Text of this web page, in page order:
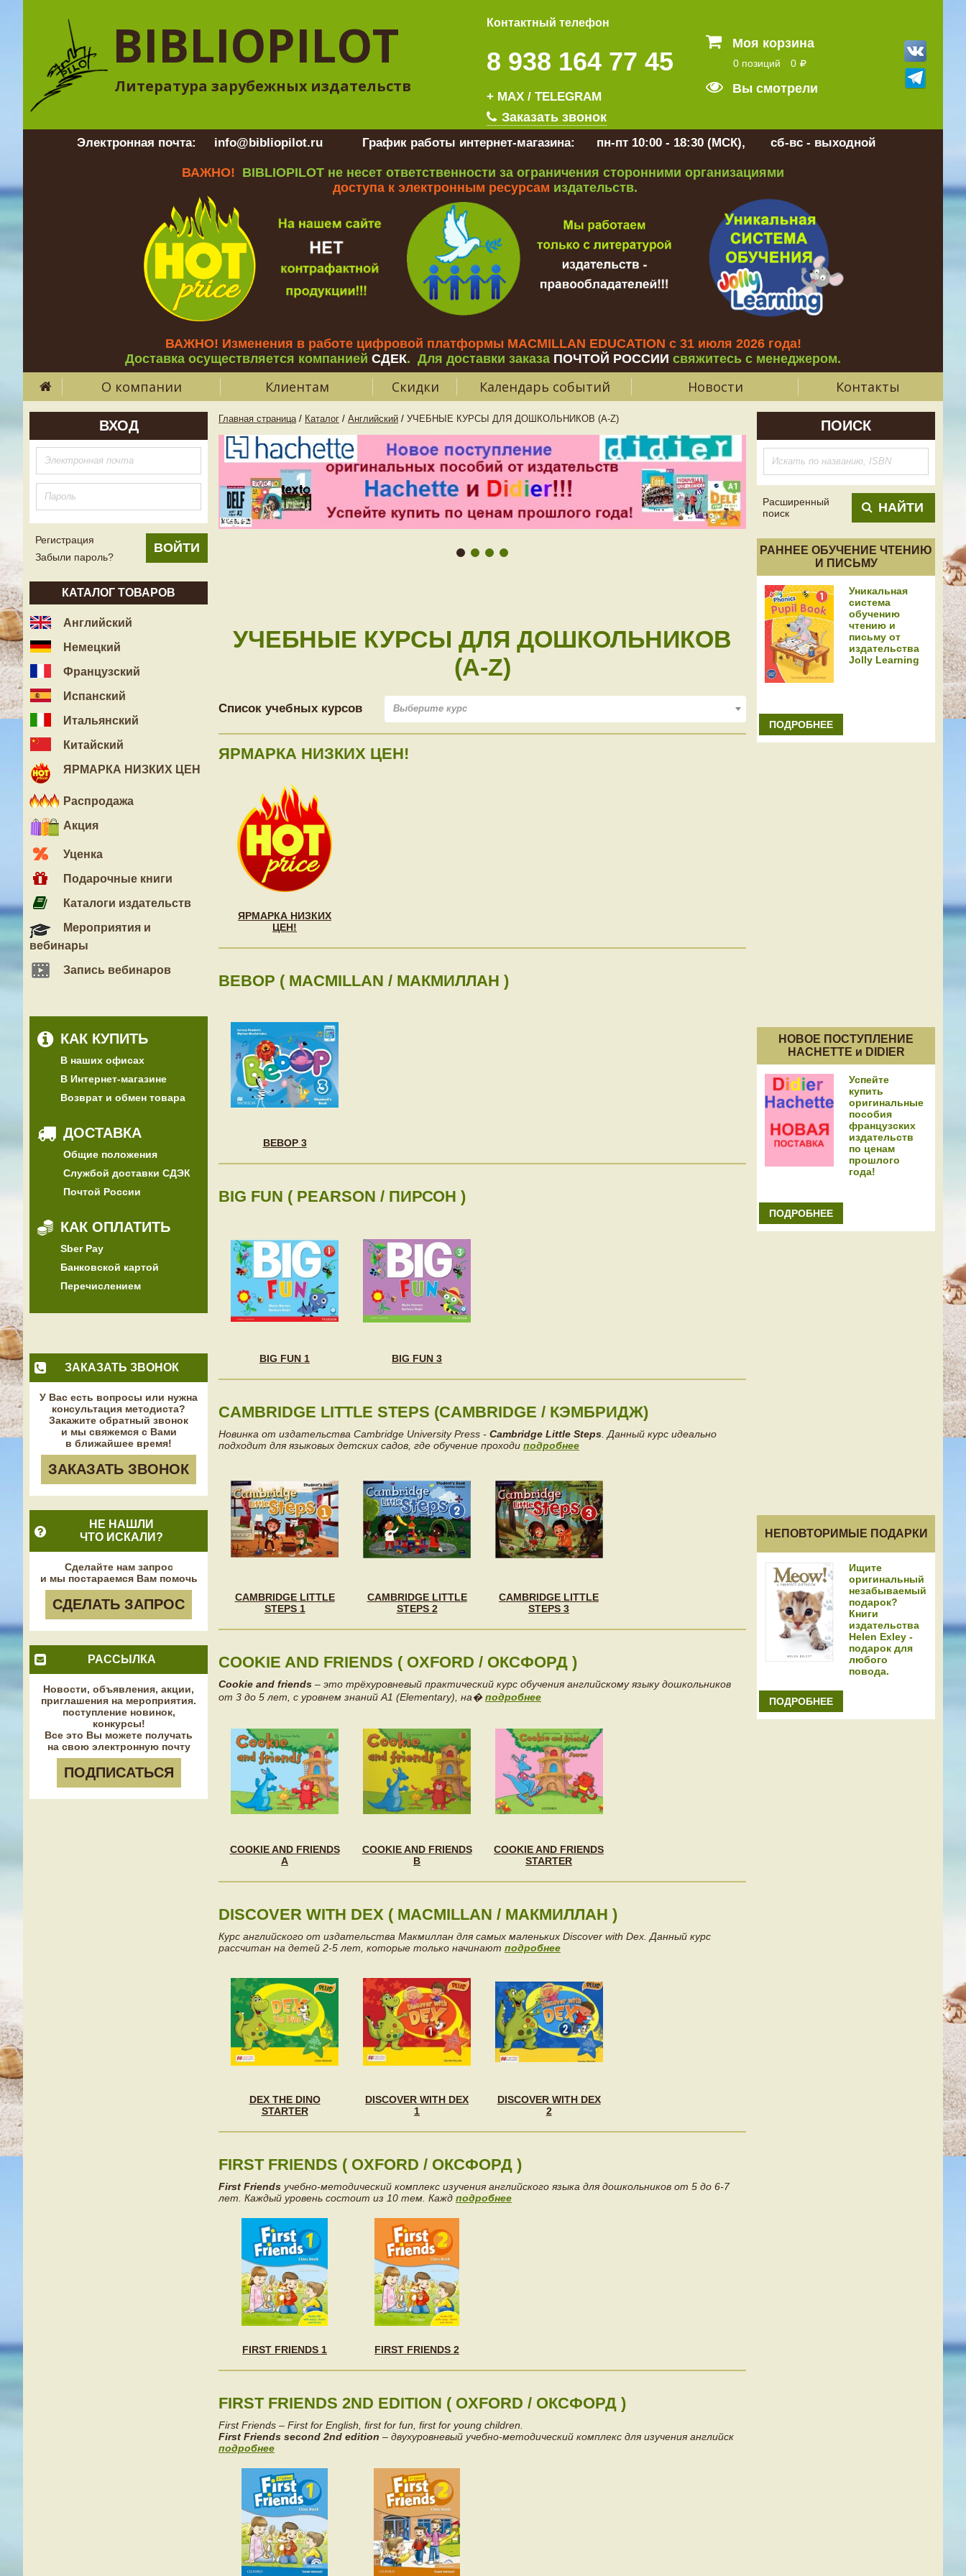
BIBLIOPILOT
Литература зарубежных издательств
Контактный телефон
8 938 164 77 45
+ MAX / TELEGRAM
Заказать звонок
Моя корзина
0 позиций 0
Вы смотрели
Электронная почта: info@bibliopilot.ru График работы интернет-магазина: пн-пт 10:00 - 18:30 (МСК), сб-вс - выходной
ВАЖНО! BIBLIOPILOT не несет ответственности за ограничения сторонними организациями
доступа к электронным ресурсам издательств.
ВАЖНО! Изменения в работе цифровой платформы MACMILLAN EDUCATION с 31 июля 2026 года!
Доставка осуществляется компанией СДЕК. Для доставки заказа ПОЧТОЙ РОССИИ свяжитесь с менеджером.
О компании Клиентам Скидки Календарь событий Новости Контакты
ВХОД
Регистрация
Забыли пароль?
КАТАЛОГ ТОВАРОВ
Английский
Немецкий
Французский
Испанский
Итальянский
Китайский
ЯРМАРКА НИЗКИХ ЦЕН
Распродажа
Акция
Уценка
Подарочные книги
Каталоги издательств
Мероприятия и
вебинары
Запись вебинаров
КАК КУПИТЬ
В наших офисах
В Интернет-магазине
Возврат и обмен товара
ДОСТАВКА
Общие положения
Службой доставки СДЭК
Почтой России
КАК ОПЛАТИТЬ
Sber Pay
Банковской картой
Перечислением
ЗАКАЗАТЬ ЗВОНОК
У Вас есть вопросы или нужна
консультация методиста?
Закажите обратный звонок
и мы свяжемся с Вами
в ближайшее время!
ЗАКАЗАТЬ ЗВОНОК
НЕ НАШЛИ
ЧТО ИСКАЛИ?
Сделайте нам запрос
и мы постараемся Вам помочь
СДЕЛАТЬ ЗАПРОС
РАССЫЛКА
Новости, объявления, акции,
приглашения на мероприятия.
поступление новинок,
конкурсы!
Все это Вы можете получать
на свою электронную почту
ПОДПИСАТЬСЯ
Главная страница / Каталог / Английский / УЧЕБНЫЕ КУРСЫ ДЛЯ ДОШКОЛЬНИКОВ (A-Z)
УЧЕБНЫЕ КУРСЫ ДЛЯ ДОШКОЛЬНИКОВ
(A-Z)
Список учебных курсов Выберите курс
ЯРМАРКА НИЗКИХ ЦЕН!
ЯРМАРКА НИЗКИХ
ЦЕН!
BEBOP ( MACMILLAN / МАКМИЛЛАН )
BEBOP 3
BIG FUN ( PEARSON / ПИРСОН )
BIG FUN 1 BIG FUN 3
CAMBRIDGE LITTLE STEPS (CAMBRIDGE / КЭМБРИДЖ)
Новинка от издательства Cambridge University Press - Cambridge Little Steps . Данный курс идеально
подходит для языковых детских садов, где обучение проходи подробнее
CAMBRIDGE LITTLE
STEPS 1
CAMBRIDGE LITTLE
STEPS 2
CAMBRIDGE LITTLE
STEPS 3
COOKIE AND FRIENDS ( OXFORD / ОКСФОРД )
Cookie and friends – это трёхуровневый практический курс обучения английскому языку дошкольников
от 3 до 5 лет, с уровнем знаний А1 (Elementary), на�подробнее
COOKIE AND FRIENDS
A
COOKIE AND FRIENDS
B
COOKIE AND FRIENDS
STARTER
DISCOVER WITH DEX ( MACMILLAN / МАКМИЛЛАН )
Курс английского от издательства Макмиллан для самых маленьких Discover with Dex. Данный курс
рассчитан на детей 2-5 лет, которые только начинают подробнее
DEX THE DINO
STARTER
DISCOVER WITH DEX
1
DISCOVER WITH DEX
2
FIRST FRIENDS ( OXFORD / ОКСФОРД )
First Friends учебно-методический комплекс изучения английского языка для дошкольников от 5 до 6-7
лет. Каждый уровень состоит из 10 тем. Кажд подробнее
FIRST FRIENDS 1 FIRST FRIENDS 2
FIRST FRIENDS 2ND EDITION ( OXFORD / ОКСФОРД )
First Friends – First for English, first for fun, first for young children.
First Friends second 2nd edition – двухуровневый учебно-методический комплекс для изучения английск
подробнее
ПОИСК
Расширенный
поиск
НАЙТИ
РАННЕЕ ОБУЧЕНИЕ ЧТЕНИЮ
И ПИСЬМУ
Уникальная
система
обучению
чтению и
письму от
издательства
Jolly Learning
ПОДРОБНЕЕ
НОВОЕ ПОСТУПЛЕНИЕ
HACHETTE и DIDIER
Успейте
купить
оригинальные
пособия
французских
издательств
по ценам
прошлого
года!
ПОДРОБНЕЕ
НЕПОВТОРИМЫЕ ПОДАРКИ
Ищите
оригинальный
незабываемый
подарок?
Книги
издательства
Helen Exley -
подарок для
любого
повода.
ПОДРОБНЕЕ